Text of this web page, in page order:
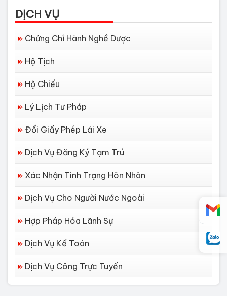
DỊCH VỤ
Chứng Chỉ Hành Nghề Dược
Hộ Tịch
Hộ Chiếu
Lý Lịch Tư Pháp
Đổi Giấy Phép Lái Xe
Dịch Vụ Đăng Ký Tạm Trú
Xác Nhận Tình Trạng Hôn Nhân
Dịch Vụ Cho Người Nước Ngoài
Hợp Pháp Hóa Lãnh Sự
Dịch Vụ Kế Toán
Dịch Vụ Công Trực Tuyến
Dịch vụ làm Lý lịch tư pháp tại Đà